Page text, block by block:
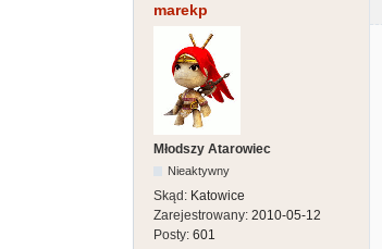
marekp
Młodszy Atarowiec
Nieaktywny
Skąd: Katowice
Zarejestrowany: 2010-05-12
Posty: 601